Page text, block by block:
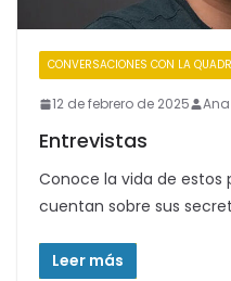
CONVERSACIONES CON LA
12 de febrero de 2025
Entrevistas
Conoce la vida de estos
cuentan sobre sus
Leer más